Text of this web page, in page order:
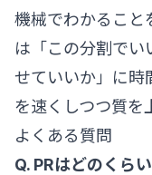
機械でわかること
は「この分割でい
せていいか」に時
を速くしつつ質を
よくある質問
Q. PRはどのくら